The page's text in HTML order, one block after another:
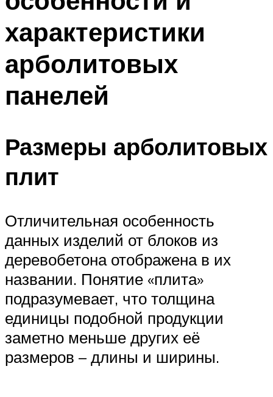
характеристики
арболитовых
панелей
Размеры арболитовых
плит
Отличительная особенность
данных изделий от блоков из
деревобетона отображена в их
названии. Понятие «плита»
подразумевает, что толщина
единицы подобной продукции
заметно меньше других её
размеров – длины и ширины.